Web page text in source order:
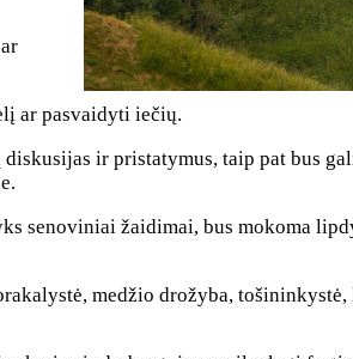
ar pasvaidyti iečių.
ir pristatymus, taip pat bus
senoviniai žaidimai, bus mokoma
medžio drožyba,